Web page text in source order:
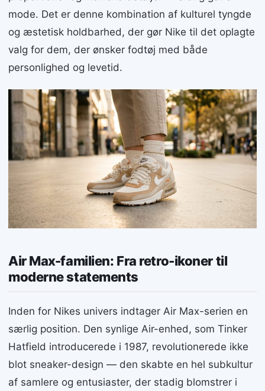
mode. Det er denne kombination af kulturel tyngde
og æstetisk holdbarhed, der gør Nike til det oplagte
valg for dem, der ønsker fodtøj med både
personlighed og levetid.
Air Max-familien: Fra retro-ikoner til
moderne statements
Inden for Nikes univers indtager Air Max-serien en
særlig position. Den synlige Air-enhed, som Tinker
Hatfield introducerede i 1987, revolutionerede ikke
blot sneaker-design — den skabte en hel subkultur
af samlere og entusiaster, der stadig blomstrer i